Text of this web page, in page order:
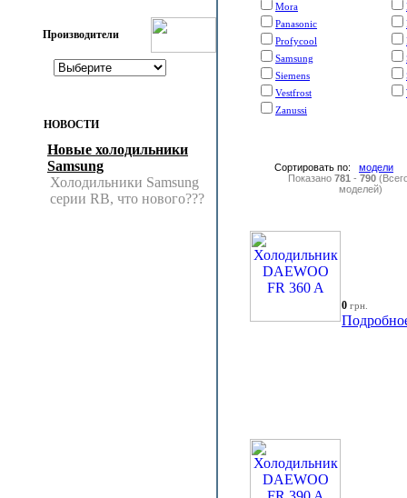
Производители
НОВОСТИ
Новые холодильники
Samsung
Холодильники Samsung
серии RB, что нового???
Mora
Panasonic
Profycool
Samsung
Siemens
Vestfrost
Zanussi
Сортировать по: модели
Показано 781 - 790
моделей)
0 грн.